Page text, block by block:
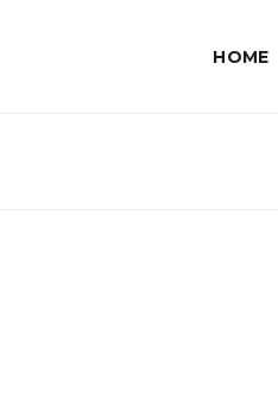
HOME